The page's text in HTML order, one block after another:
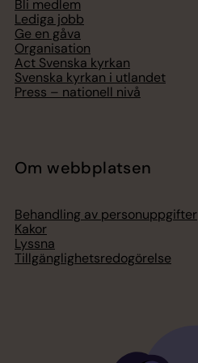
Bli medlem
Lediga jobb
Ge en gåva
Organisation
Act Svenska kyrkan
Svenska kyrkan i utlandet
Press – nationell nivå
Om webbplatsen
Behandling av personuppgifter
Kakor
Lyssna
Tillgänglighetsredogörelse